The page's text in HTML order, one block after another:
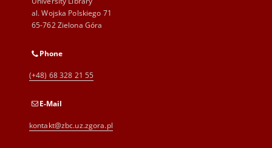
al. Wojska Polskiego 71
65-762 Zielona Góra
Phone
(+48) 68 328 21 55
E-Mail
kontakt@zbc.uz.zgora.pl